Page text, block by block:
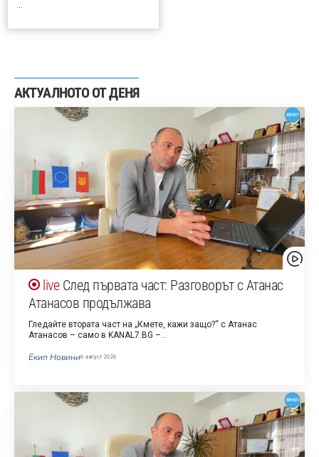
АКТУАЛНОТО ОТ ДЕНЯ
След първата част: Разговорът с Атанас
Атанасов продължава
Гледайте втората част на „Кмете, кажи защо?“ с Атанас
Атанасов – само в KANAL7.BG –…
Екип Новини6 август 2026